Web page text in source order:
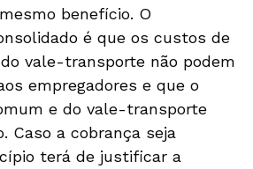
benefício. O
é que os custos de
vale-transporte não podem
empregadores e que o
e do vale-transporte
Caso a cobrança seja
terá de justificar a